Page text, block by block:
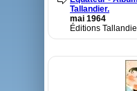
Tallandier.
mai 1964
Éditions